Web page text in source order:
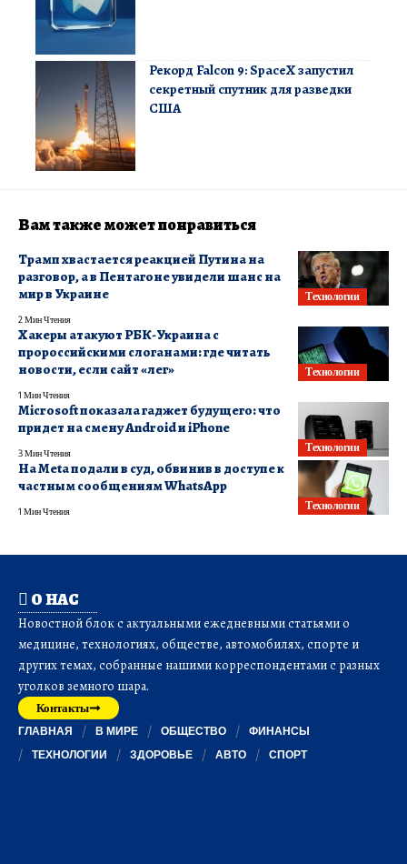
Рекорд Falcon 9: SpaceX запустил
секретный спутник для разведки
США
Вам также может понравиться
Технологии
Трамп хвастается реакцией Путина на
разговор, а в Пентагоне увидели шанс на
мир в Украине
2 Мин Чтения
Технологии
Хакеры атакуют РБК-Украина с
пророссийскими слоганами: где читать
новости, если сайт «лег»
1 Мин Чтения
Технологии
Microsoft показала гаджет будущего: что
придет на смену Android и iPhone
3 Мин Чтения
Технологии
На Meta подали в суд, обвинив в доступе к
частным сообщениям WhatsApp
1 Мин Чтения
О НАС
Новостной блок с актуальными ежедневными статьями о
медицине, технологиях, обществе, автомобилях, спорте и
других темах, собранные нашими корреспондентами с разных
уголков земного шара.
Контакты
ГЛАВНАЯ В МИРЕ ОБЩЕСТВО
ФИНАНСЫ
ТЕХНОЛОГИИ
ЗДОРОВЬЕ АВТО СПОРТ